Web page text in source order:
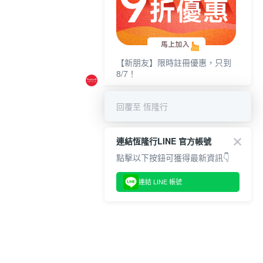
【新朋友】限時註冊優惠，只到
8/7！
回覆至 恆隆行
連結恆隆行LINE 官方帳號
點擊以下按鈕可獲得最新資訊👇
連結 LINE 帳號